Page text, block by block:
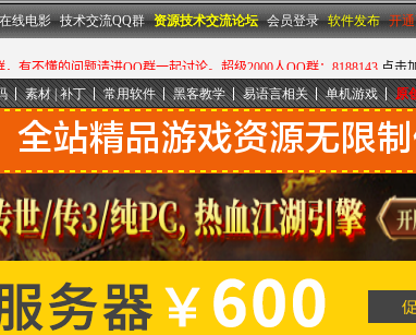
线电影 技术交流QQ群 资源技术交流论坛 会员登录 软件发布 开
素材 | 补丁 常用软件 黑客教学 易语言相关 单机游戏 原